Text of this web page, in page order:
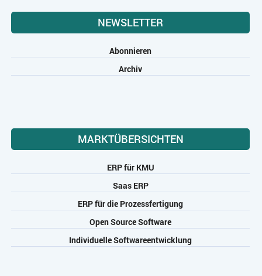
NEWSLETTER
Abonnieren
Archiv
MARKTÜBERSICHTEN
ERP für KMU
Saas ERP
ERP für die Prozessfertigung
Open Source Software
Individuelle Softwareentwicklung